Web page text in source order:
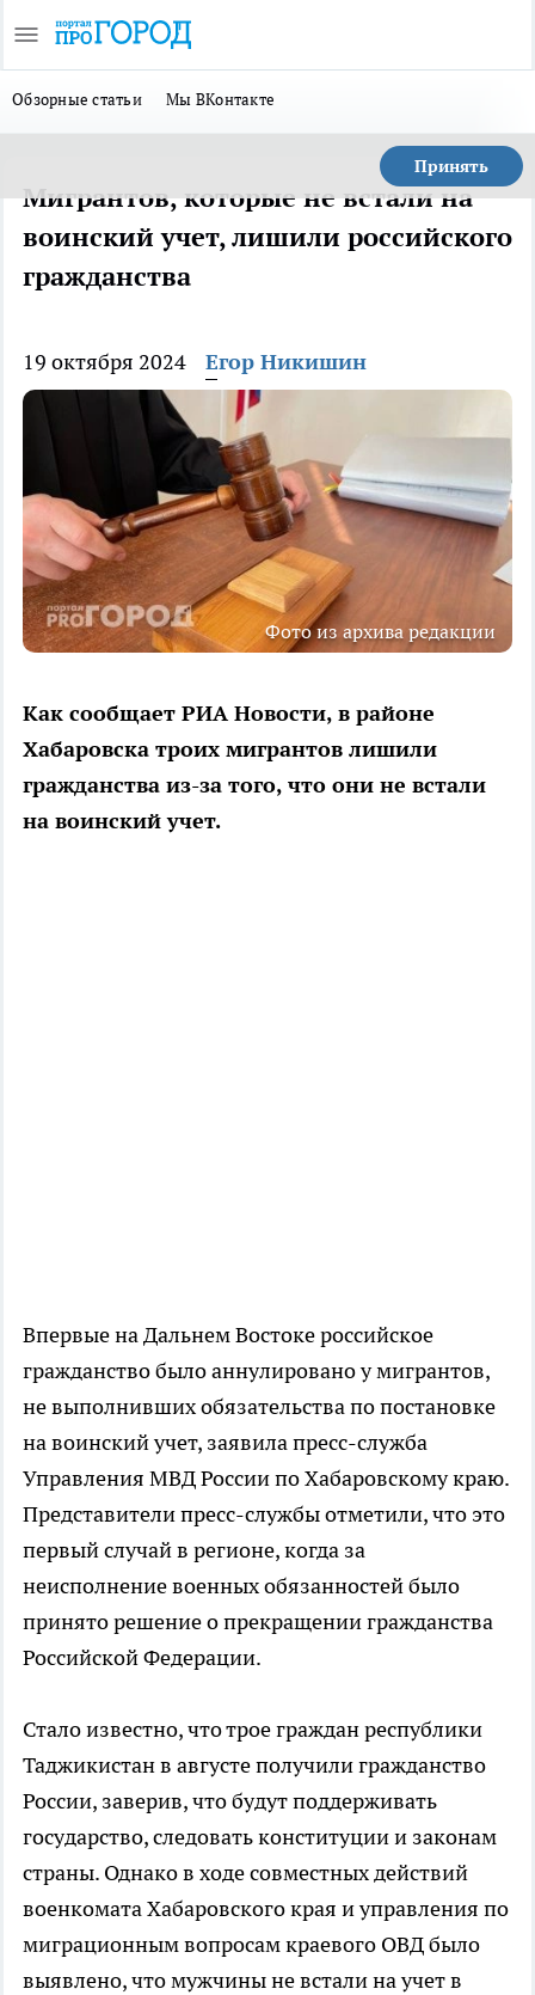
Обзорные статьи Мы ВКонтакте
Принять
Мигрантов, которые не встали на
воинский учет, лишили российского
гражданства
19 октября 2024 Егор Никишин
Фото из архива редакции
Как сообщает РИА Новости, в районе
Хабаровска троих мигрантов лишили
гражданства из-за того, что они не встали
на воинский учет.
Впервые на Дальнем Востоке российское
гражданство было аннулировано у мигрантов,
не выполнивших обязательства по постановке
на воинский учет, заявила пресс-служба
Управления МВД России по Хабаровскому краю.
Представители пресс-службы отметили, что это
первый случай в регионе, когда за
неисполнение военных обязанностей было
принято решение о прекращении гражданства
Российской Федерации.
Стало известно, что трое граждан республики
Таджикистан в августе получили гражданство
России, заверив, что будут поддерживать
государство, следовать конституции и законам
страны. Однако в ходе совместных действий
военкомата Хабаровского края и управления по
миграционным вопросам краевого ОВД было
выявлено, что мужчины не встали на учет в